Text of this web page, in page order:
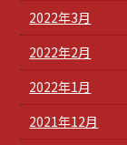
2022年3月
2022年2月
2022年1月
2021年12月